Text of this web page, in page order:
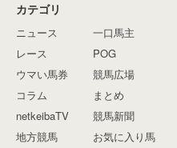
カテゴリ
ニュース
レース
ウマい馬券
コラム
netkeibaTV
地方競馬
一口馬主
POG
競馬広場
まとめ
競馬新聞
お気に入り馬